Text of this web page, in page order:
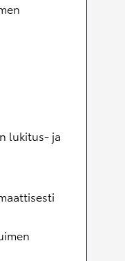
lukitus- ja